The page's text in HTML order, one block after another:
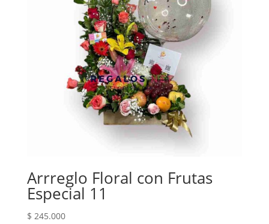
Arrreglo Floral con Frutas
Especial 11
$ 245.000